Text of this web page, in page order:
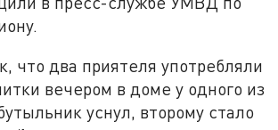
что два приятеля употребляли
вечером в доме у одного из
уснул, второму стало